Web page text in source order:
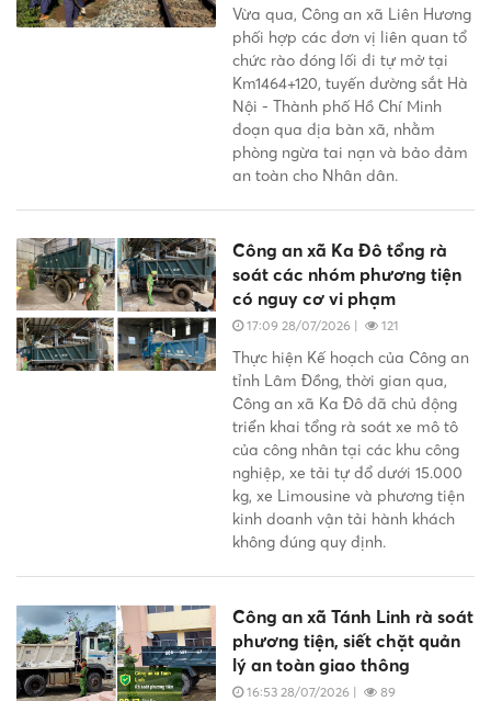
Vừa qua, Công an xã Liên Hương
phối hợp các đơn vị liên quan tổ
chức rào đóng lối đi tự mở tại
Km1464+120, tuyến đường sắt Hà
Nội - Thành phố Hồ Chí Minh
đoạn qua địa bàn xã, nhằm
phòng ngừa tai nạn và bảo đảm
an toàn cho Nhân dân.
Công an xã Ka Đô tổng rà
soát các nhóm phương tiện
có nguy cơ vi phạm
17:09 28/07/2026 | 121
Thực hiện Kế hoạch của Công an
tỉnh Lâm Đồng, thời gian qua,
Công an xã Ka Đô đã chủ động
triển khai tổng rà soát xe mô tô
của công nhân tại các khu công
nghiệp, xe tải tự đổ dưới 15.000
kg, xe Limousine và phương tiện
kinh doanh vận tải hành khách
không đúng quy định.
Công an xã Tánh Linh rà soát
phương tiện, siết chặt quản
lý an toàn giao thông
16:53 28/07/2026 | 89